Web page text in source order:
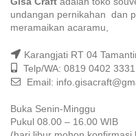
undangan pernikahan dan
meramaikan acaramu,
Karangjati RT 04
Telp/WA: 0819 0402 3331
Email:
Buka Senin-Minggu
Pukul 08.00 – 16.00 WIB